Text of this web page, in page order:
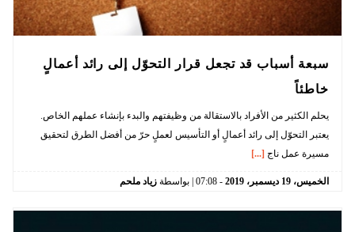
سبعة أسباب قد تجعل قرار التحوّل إلى رائد أعمالٍ
خاطئاً
يحلم الكثير من الأفراد بالاستقالة من وظيفتهم والبدء بإنشاء عملهم الخاص.
يعتبر التحوّل إلى رائد أعمالٍ أو التأسيس لعملٍ حرّ من أفضل الطرق لتحقيق
مسيرة عمل ناج [...]
الخميس، 19 ديسمبر، 2019
-
07:08 | بواسطة زياد ملحم